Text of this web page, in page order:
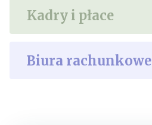
Kadry i płace
Biura rachunkowe